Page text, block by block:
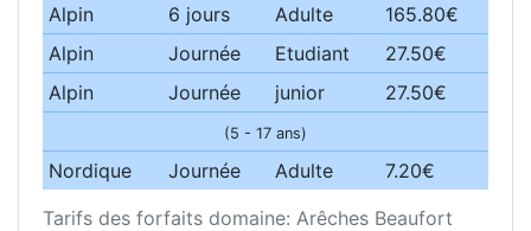
Tarifs des forfaits domaine: Arêches Beaufort
Alpin
6 jours Adulte
165.80€
Alpin
Journée Etudiant
27.50€
Alpin
Journée junior 27.50€
(5 - 17 ans)
Nordique Journée Adulte 7.20€